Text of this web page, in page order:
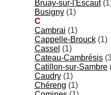
Bruay-sur-l'Escaut
Busigny(1)
C
Cambrai (1)
Cappelle-Brouck(1)
Cassel (1)
Cateau-Cambrésis
Catillon-sur-Sambre
Caudry(1)
Chéreng (1)